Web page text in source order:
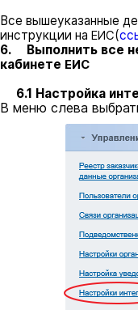
Все вышеуказанные
инструкции на ЕИС(
6. Выполнить все
кабинете ЕИС
6.1 Настройка
В меню слева